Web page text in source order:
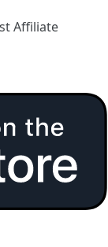
Affiliate